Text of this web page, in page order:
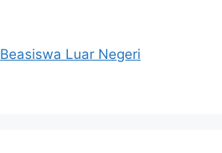
Beasiswa Luar Negeri